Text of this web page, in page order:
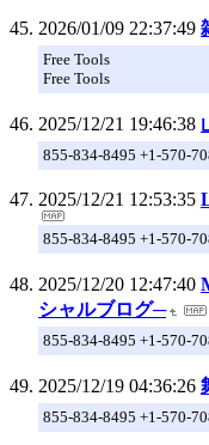
2026/01/09 22:37:49
Free Tools
Free Tools
2025/12/21 19:46:38
855-834-8495 +1-570-
2025/12/21 12:53:35
855-834-8495 +1-570-
2025/12/20 12:47:40
シャルブログ─
855-834-8495 +1-570-
2025/12/19 04:36:26
855-834-8495 +1-570-